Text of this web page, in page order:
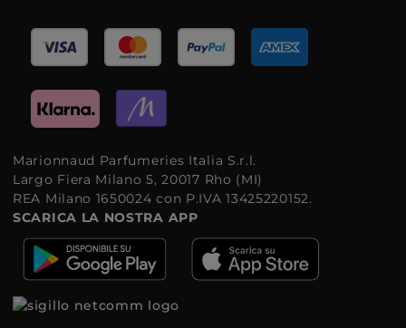
Marionnaud Parfumeries Italia S.r.l.
Largo Fiera Milano 5, 20017 Rho (MI)
REA Milano 1650024 con P.IVA 13425220152.
SCARICA LA NOSTRA APP